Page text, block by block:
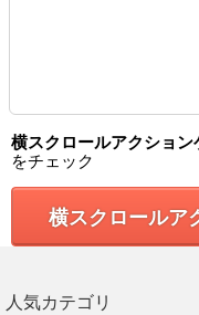
横スクロールアクション
をチェック
横スクロールア
人気カテゴリ